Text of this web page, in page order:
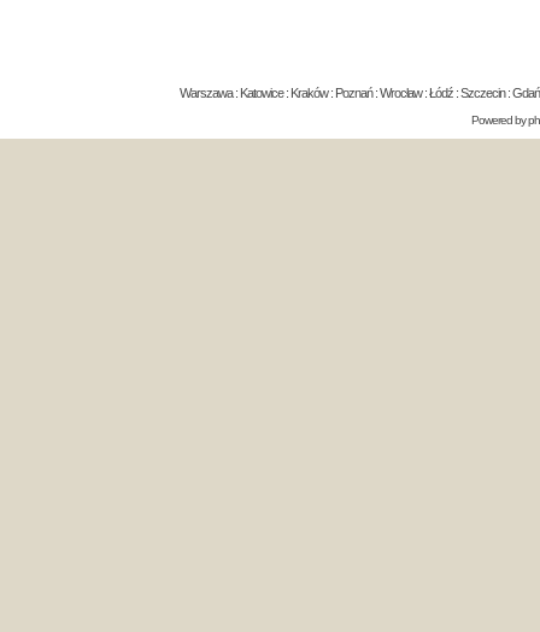
Warszawa : Katowice : Kraków : Poznań : Wrocław : Łódź : Szczecin :
Powered by